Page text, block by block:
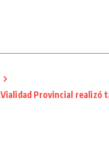
Vialidad Provincial realizó